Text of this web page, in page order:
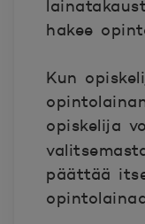
hakee
Kun
opiskelija
päättää